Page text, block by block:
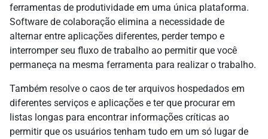
ferramentas de produtividade em uma única plataforma.
Software de colaboração elimina a necessidade de
alternar entre aplicações diferentes, perder tempo e
interromper seu fluxo de trabalho ao permitir que você
permaneça na mesma ferramenta para realizar o trabalho.
Também resolve o caos de ter arquivos hospedados em
diferentes serviços e aplicações e ter que procurar em
listas longas para encontrar informações críticas ao
permitir que os usuários tenham tudo em um só lugar de